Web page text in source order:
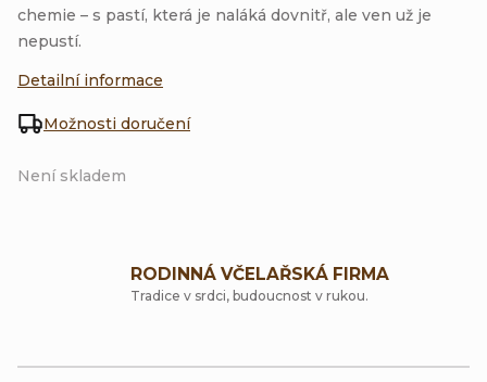
Není skladem
Možnosti doručení
chemie – s pastí, která je naláká dovnitř, ale ven už je
nepustí.
Detailní informace
RODINNÁ VČELAŘSKÁ FIRMA
Tradice v srdci, budoucnost v rukou.